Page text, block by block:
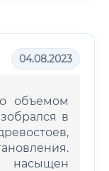
04.08.2023
объемом
в
насыщен